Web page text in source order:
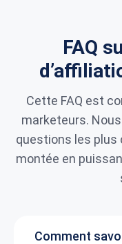
FAQ
Cette FAQ est
marketeurs.
questions les plus
montée en
Comment